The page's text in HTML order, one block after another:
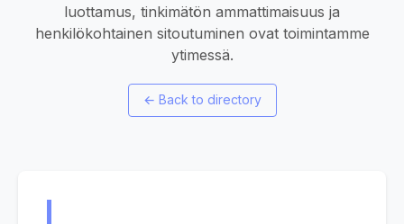
luottamus, tinkimätön ammattimaisuus ja
henkilökohtainen sitoutuminen ovat toimintamme
ytimessä.
← Back to directory